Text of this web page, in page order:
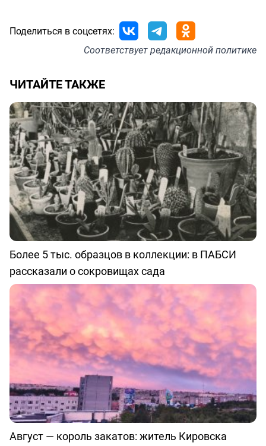
Поделиться в соцсетях:
Соответствуетредакционной политике
ЧИТАЙТЕ ТАКЖЕ
Более 5 тыс. образцов в коллекции: в ПАБСИ
рассказали о сокровищах сада
Август — король закатов: житель Кировска